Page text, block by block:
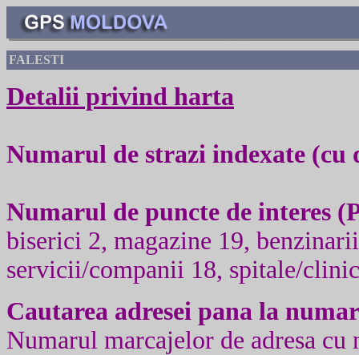
FALESTI
Detalii privind harta
Numarul de strazi indexate
Numarul de puncte de interes (
biserici 2, magazine 19,
servicii/companii 18, spitale/
Cautarea adresei pana la
Numarul marcajelor de adresa cu